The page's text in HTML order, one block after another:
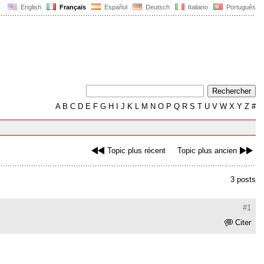
English Français Español Deutsch Italiano Português
AB C D E F G H J K L M N O P Q R S T U V W X Y Z #
Topic plus récent Topic plus ancien
3 posts
#1
Citer